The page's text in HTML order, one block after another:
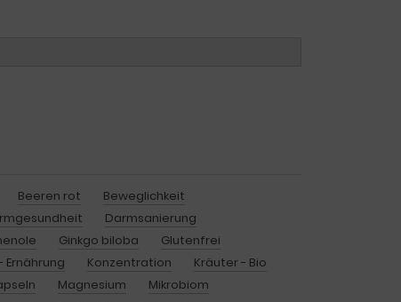
Beeren rot
Beweglichkeit
Darmsanierung
Ginkgo biloba
Glutenfrei
Konzentration
Kräuter - Bio
Magnesium
Mikrobiom